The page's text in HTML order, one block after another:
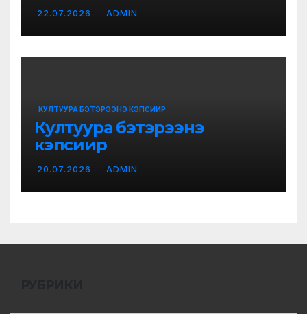
22.07.2026 ADMIN
КУЛТУУРА БЭТЭРЭЭНЭ КЭПСИИР
Култуура бэтэрээнэ
кэпсиир
20.07.2026 ADMIN